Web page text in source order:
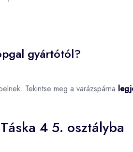
gyártótól?
Tekintse meg a varázspárna
4 5. osztályba